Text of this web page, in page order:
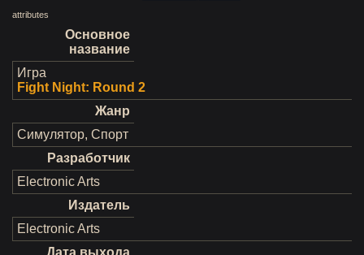
attributes
Основное
название
Игра
Fight Night: Round 2
Жанр
Симулятор, Спорт
Разработчик
Electronic Arts
Издатель
Electronic Arts
Дата выхода